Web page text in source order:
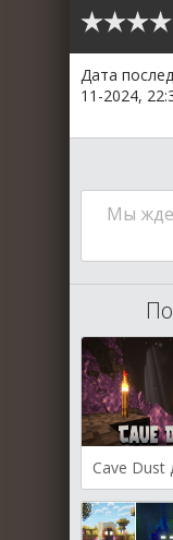
Дата
11-2024,
Мы